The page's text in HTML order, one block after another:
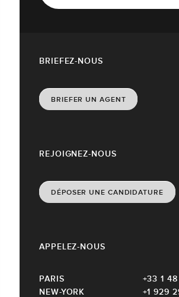
REJOIGNEZ-NOUS
DÉPOSER UNE CANDIDATURE
APPELEZ-NOUS
PARIS
+33 1
NEW-YORK
+1 929
BRIEFEZ-NOUS
BRIEFER UN AGENT